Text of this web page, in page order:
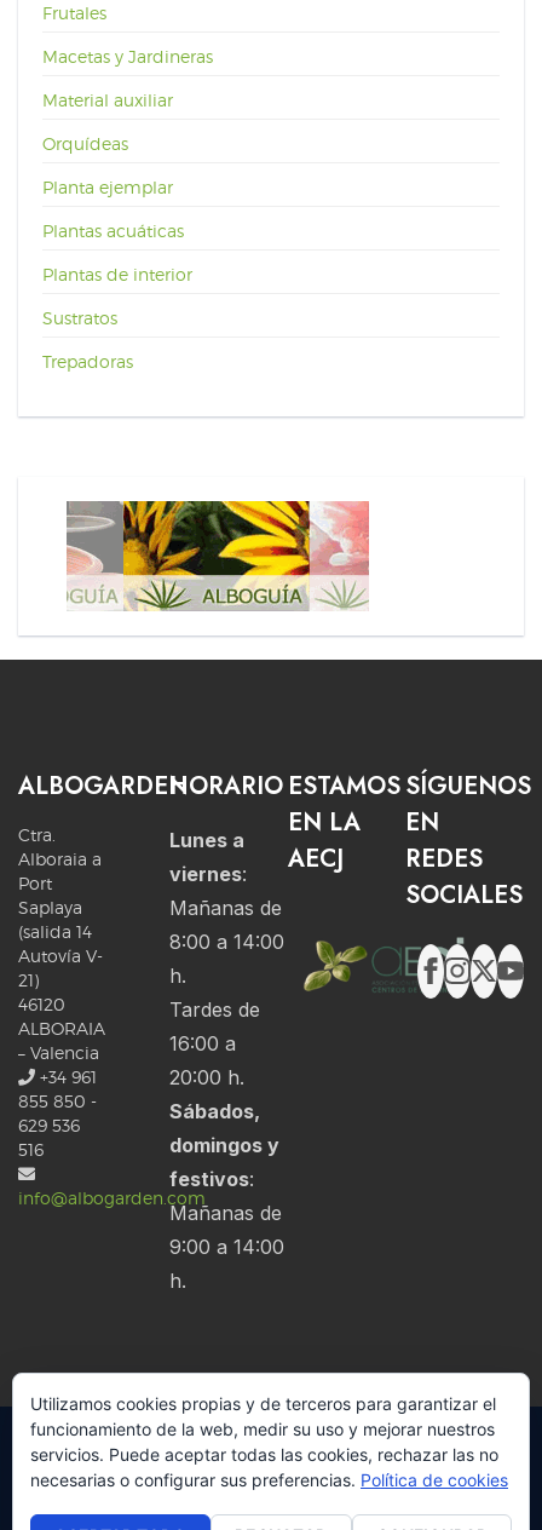
Frutales
Macetas y Jardineras
Material auxiliar
Orquídeas
Planta ejemplar
Plantas acuáticas
Plantas de interior
Sustratos
Trepadoras
ALBOGARDEN
Ctra.
Alboraia a
Port
Saplaya
(salida 14
Autovía V-
21)
46120
ALBORAIA
– Valencia
+34 961
855 850 -
629 536
516
info@albogarden.com
HORARIO
Lunes a
viernes:
Mañanas de
8:00 a 14:00
h.
Tardes de
16:00 a
20:00 h.
Sábados,
domingos y
festivos:
Mañanas de
9:00 a 14:00
h.
ESTAMOS
EN LA
AECJ
SÍGUENOS
EN
REDES
SOCIALES
Copyright © Vivers Albogarden. Todos los Derechos Reservados. |Aviso
Políticas de privacidad Política de privacidad en Redes Sociales
Utilizamos cookies propias y de terceros para garantizar el
funcionamiento de la web, medir su uso y mejorar nuestros
servicios. Puede aceptar todas las cookies, rechazar las no
necesarias o configurar sus preferencias. Política de cookies